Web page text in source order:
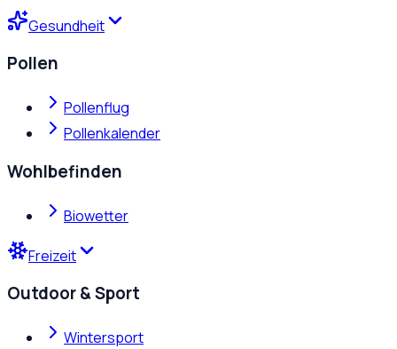
Gesundheit
Pollen
Pollenflug
Pollenkalender
Wohlbefinden
Biowetter
Freizeit
Outdoor & Sport
Wintersport